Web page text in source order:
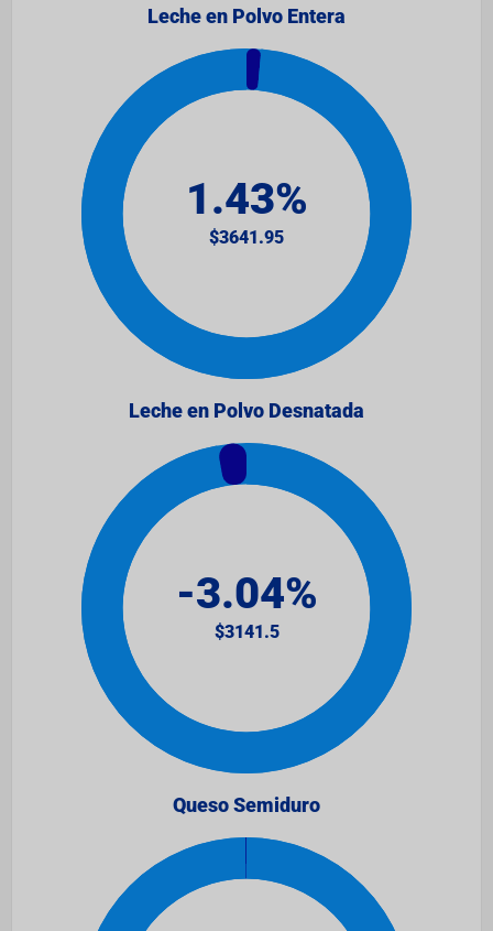
Leche en Polvo Entera
Leche en Polvo Desnatada
Queso Semiduro